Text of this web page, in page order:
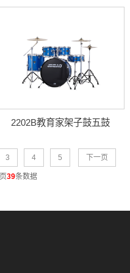
2202B教育家架子鼓五鼓
3 4 5 下一页
页39条数据